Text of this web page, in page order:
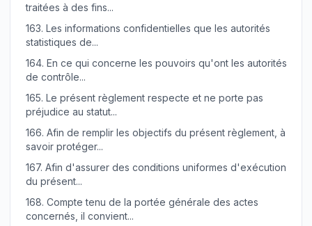
traitées à des fins...
163. Les informations confidentielles que les autorités
statistiques de...
164. En ce qui concerne les pouvoirs qu'ont les autorités
de contrôle...
165. Le présent règlement respecte et ne porte pas
préjudice au statut...
166. Afin de remplir les objectifs du présent règlement, à
savoir protéger...
167. Afin d'assurer des conditions uniformes d'exécution
du présent...
168. Compte tenu de la portée générale des actes
concernés, il convient...